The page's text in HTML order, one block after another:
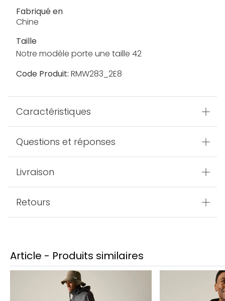
Fabriqué en
Chine
Taille
Notre modèle porte une taille 42
Code Produit: RMW283_2E8
Caractéristiques
Questions et réponses
Livraison
Retours
Article - Produits similaires